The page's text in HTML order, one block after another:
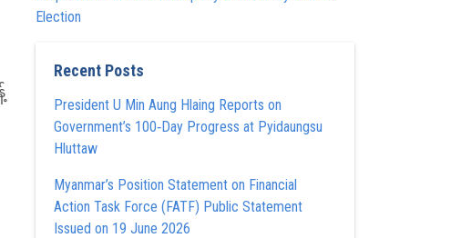
Election
Recent Posts
President U Min Aung Hlaing Reports on
Government’s 100‑Day Progress at Pyidaungsu
Hluttaw
Myanmar’s Position Statement on Financial
Action Task Force (FATF) Public Statement
Issued on 19 June 2026